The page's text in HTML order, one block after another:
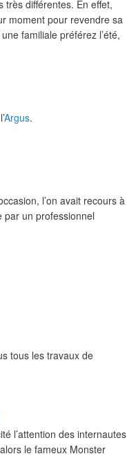
très différentes. En effet,
moment pour revendre sa
familiale préférez l’été,
Argus.
l’on avait recours à
par un professionnel
tous les travaux de
l’attention des internautes
le fameux Monster